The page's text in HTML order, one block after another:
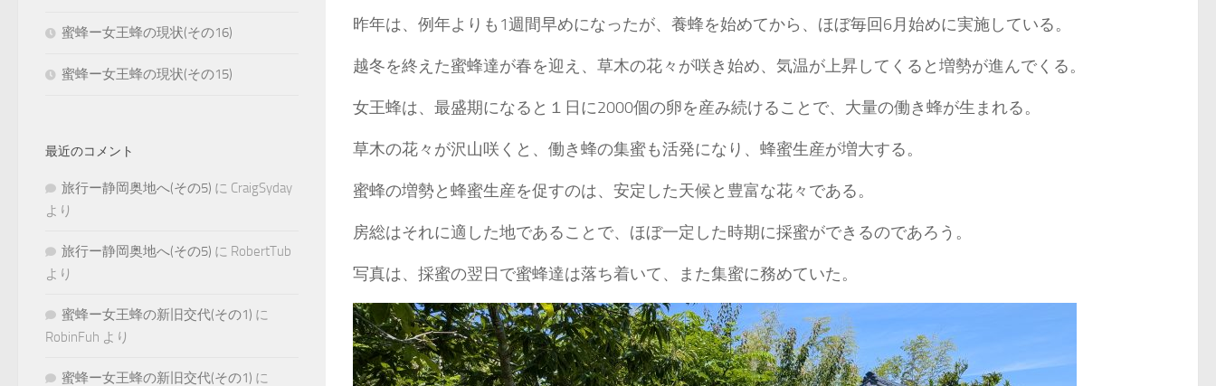
昨年は、例年よりも1週間早めになったが、養蜂を始めてから、ほぼ毎回6月始めに実施している。
越冬を終えた蜜蜂達が春を迎え、草木の花々が咲き始め、気温が上昇してくると増勢が進んでくる。
女王蜂は、最盛期になると１日に2000個の卵を産み続けることで、大量の働き蜂が生まれる。
草木の花々が沢山咲くと、働き蜂の集蜜も活発になり、蜂蜜生産が増大する。
蜜蜂の増勢と蜂蜜生産を促すのは、安定した天候と豊富な花々である。
房総はそれに適した地であることで、ほぼ一定した時期に採蜜ができるのであろう。
写真は、採蜜の翌日で蜜蜂達は落ち着いて、また集蜜に務めていた。
蜜蜂ー女王蜂の現状(その16)
蜜蜂ー女王蜂の現状(その15)
最近のコメント
旅行ー静岡奥地へ(その5) に CraigSyday
より
旅行ー静岡奥地へ(その5) に RobertTub
より
蜜蜂ー女王蜂の新旧交代(その1) に
RobinFuh より
蜜蜂ー女王蜂の新旧交代(その1) に